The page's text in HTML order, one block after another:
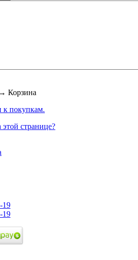
→ Корзина
к покупкам.
странице?
19
19